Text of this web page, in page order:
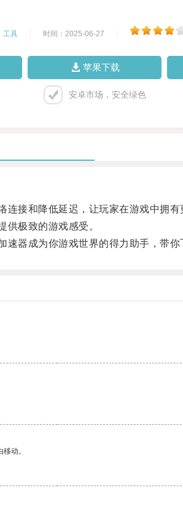
工具 时间：2025-06-27
苹果下载
安卓市场，安全绿色
和降低延迟，让玩家在游戏中拥有
极致的游戏感受。
成为你游戏世界的得力助手，带你
动。